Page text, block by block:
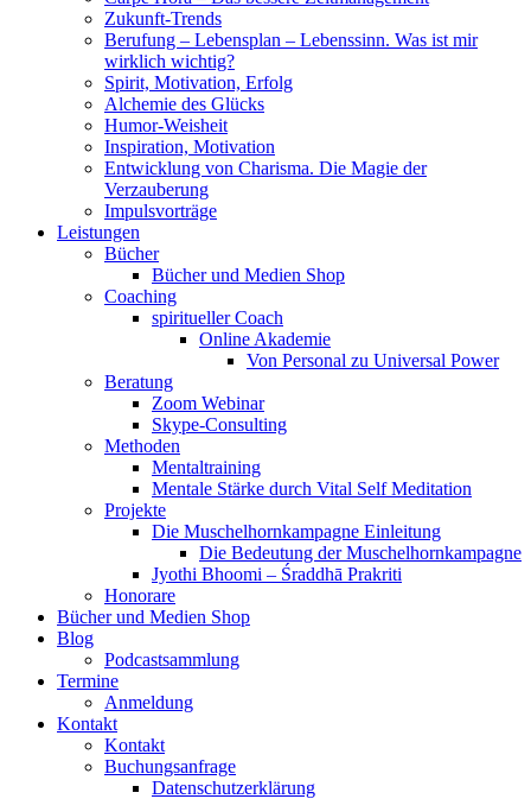
Zukunft-Trends
Berufung – Lebensplan – Lebenssinn. Was ist mir
wirklich wichtig?
Spirit, Motivation, Erfolg
Alchemie des Glücks
Humor-Weisheit
Inspiration, Motivation
Entwicklung von Charisma. Die Magie der
Verzauberung
Impulsvorträge
Leistungen
Bücher
Bücher und Medien Shop
Coaching
spiritueller Coach
Online Akademie
Von Personal zu Universal Power
Beratung
Zoom Webinar
Skype-Consulting
Methoden
Mentaltraining
Mentale Stärke durch Vital Self Meditation
Projekte
Die Muschelhornkampagne Einleitung
Die Bedeutung der Muschelhornkampagne
Jyothi Bhoomi – Śraddhā Prakriti
Honorare
Bücher und Medien Shop
Blog
Podcastsammlung
Termine
Anmeldung
Kontakt
Kontakt
Buchungsanfrage
Datenschutzerklärung